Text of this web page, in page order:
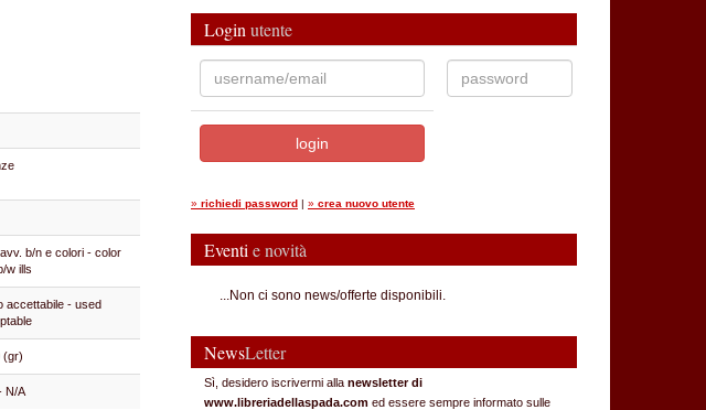
b/n e colori - color
w ills
accettabile - used
(gr)
N/A
Login utente
» richiedi password | » crea nuovo utente
Eventi e novità
...Non ci sono news/offerte disponibili.
NewsLetter
Sì, desidero iscrivermi alla newsletter di
www.libreriadellaspada.com ed essere sempre informato sulle